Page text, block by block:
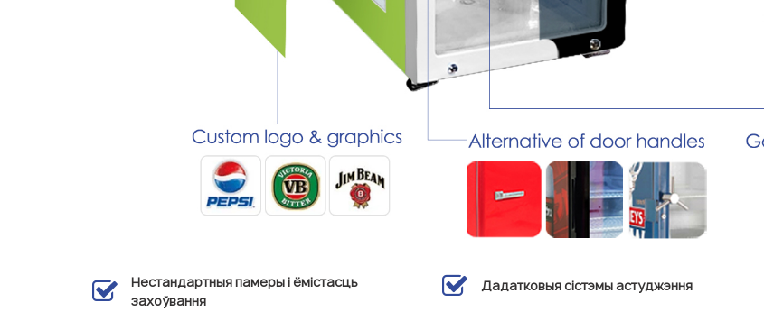
Нестандартныя памеры і ёмістасць
захоўвання
Дадатковыя сістэмы астуджэння